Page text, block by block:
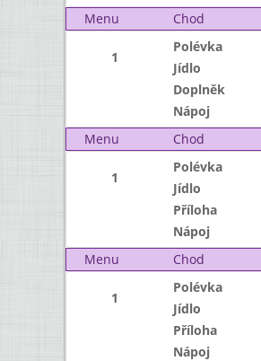
Menu
Chod
1
Polévka
Jídlo
Doplněk
Nápoj
Menu
Chod
1
Polévka
Jídlo
Příloha
Nápoj
Menu
Chod
1
Polévka
Jídlo
Příloha
Nápoj